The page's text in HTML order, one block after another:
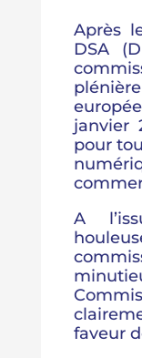
Après
DSA
janvier
pour
A
faveur